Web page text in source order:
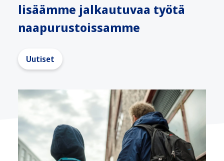
lisäämme jalkautuvaa työtä
naapurustoissamme
Uutiset